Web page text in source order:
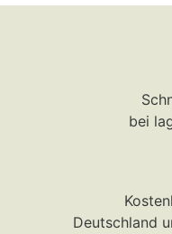
bei
Deutschland